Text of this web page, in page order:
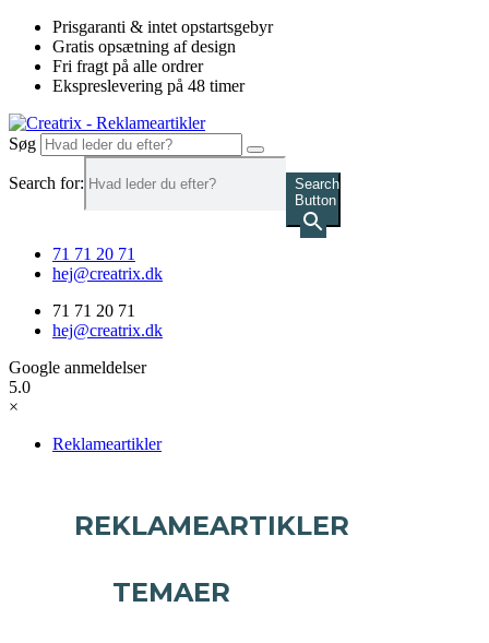
Videre
indhold
Prisgaranti & intet opstartsgebyr
Gratis opsætning af design
Fri fragt på alle ordrer
Ekspreslevering på 48 timer
Søg
Search for:
Search
Button
71 71 20 71
hej@creatrix.dk
71 71 20 71
hej@creatrix.dk
Google anmeldelser
5.0
×
Reklameartikler
REKLAMEARTIKLER
TEMAER